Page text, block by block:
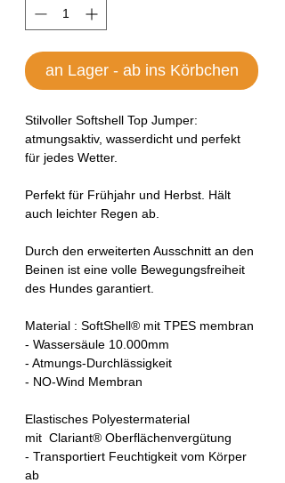
an Lager - ab ins Körbchen
Stilvoller Softshell Top Jumper:
atmungsaktiv, wasserdicht und perfekt
für jedes Wetter.
Perfekt für Frühjahr und Herbst. Hält
auch leichter Regen ab.
Durch den erweiterten Ausschnitt an den
Beinen ist eine volle Bewegungsfreiheit
des Hundes garantiert.
Material : SoftShell® mit TPES membran
- Wassersäule 10.000mm
- Atmungs-Durchlässigkeit
- NO-Wind Membran
Elastisches Polyestermaterial
mit Clariant® Oberflächenvergütung
- Transportiert Feuchtigkeit vom Körper
ab